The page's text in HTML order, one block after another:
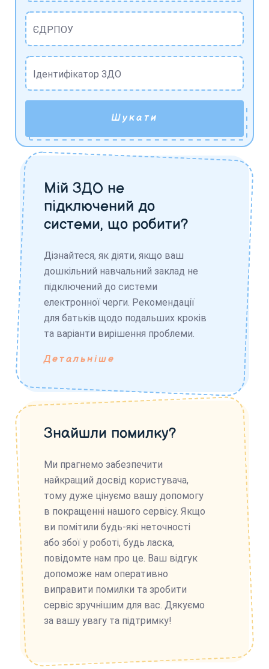
ЄДРПОУ
Ідентифікатор ЗДО
Шукати
Мій ЗДО не
підключений до
системи, що робити?
Дізнайтеся, як діяти, якщо ваш
дошкільний навчальний заклад не
підключений до системи
електронної черги. Рекомендації
для батьків щодо подальших кроків
та варіанти вирішення проблеми.
Детальніше
Знайшли помилку?
Ми прагнемо забезпечити
найкращий досвід користувача,
тому дуже цінуємо вашу допомогу
в покращенні нашого сервісу. Якщо
ви помітили будь-які неточності
або збої у роботі, будь ласка,
повідомте нам про це. Ваш відгук
допоможе нам оперативно
виправити помилки та зробити
сервіс зручнішим для вас. Дякуємо
за вашу увагу та підтримку!